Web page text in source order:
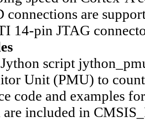
connections are
14-pin JTAG
script
Unit (PMU) to count
code and examples
included in